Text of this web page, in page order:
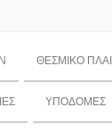
ΘΕΣΜΙΚΌ
ΥΠΟΔΟΜΈΣ